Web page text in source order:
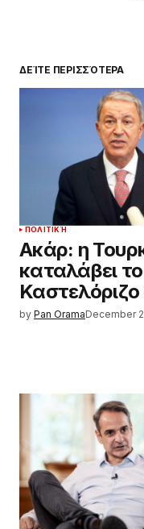
ΔΕΊΤΕ ΠΕΡΙΣΣΌΤΕΡΑ
ΠΟΛΙΤΙΚΉ
Ακάρ: η
καταλάβει το
by Pan OramaDecember